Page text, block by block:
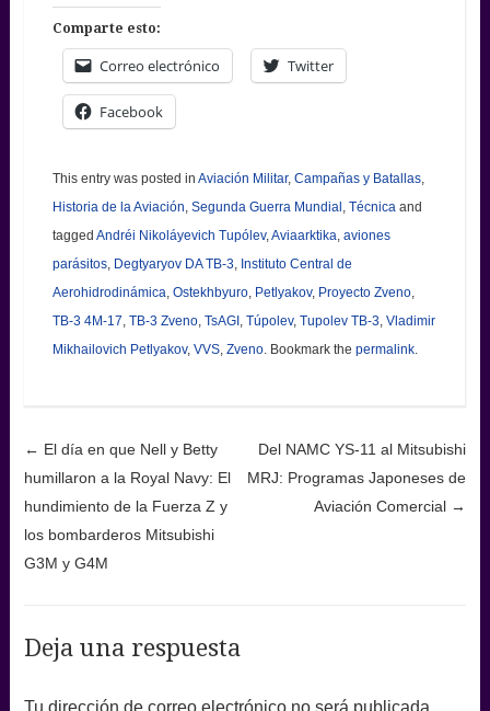
Comparte esto:
Correo electrónico Twitter
Facebook
This entry was posted in Aviación Militar, Campañas y Batallas,
Historia de la Aviación, Segunda Guerra Mundial , Técnicaand
tagged Andréi Nikoláyevich Tupólev,Aviaarktika, aviones
parásitos, Degtyaryov DA TB-3, Instituto Central de
Aerohidrodinámica, Ostekhbyuro, Petlyakov, Proyecto Zveno,
TB-3 4M-17, TB-3 Zveno, TsAGI , Túpolev, Tupolev TB-3, Vladimir
Mikhailovich Petlyakov, VVS, Zveno. Bookmark the permalink.
Post navigation
← El día en que Nell y Betty
humillaron a la Royal Navy: El
hundimiento de la Fuerza Z y
los bombarderos Mitsubishi
G3M y G4M
Del NAMC YS-11 al Mitsubishi
MRJ: Programas Japoneses de
Aviación Comercial →
Deja una respuesta
Tu dirección de correo electrónico no será publicada.